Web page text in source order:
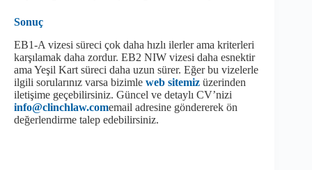
Sonuç
EB1-A vizesi süreci çok daha hızlı ilerler ama kriterleri
karşılamak daha zordur. EB2 NIW vizesi daha esnektir
ama Yeşil Kart süreci daha uzun sürer. Eğer bu vizelerle
ilgili sorularınız varsa bizimle web sitemiz üzerinden
iletişime geçebilirsiniz. Güncel ve detaylı CV’nizi
info@clinchlaw.comemail adresine göndererek ön
değerlendirme talep edebilirsiniz.